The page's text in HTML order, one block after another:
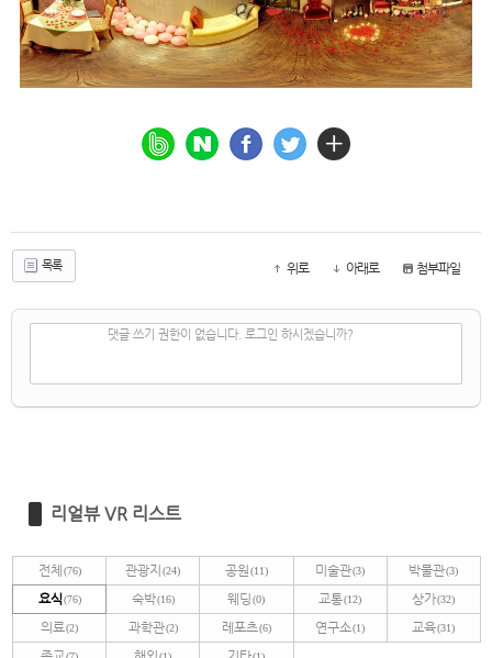
목록 위로 아래로 첨부파일
댓글 쓰기 권한이 없습니다. 로그인 하시겠습니까?
리얼뷰 VR 리스트
전체(76) 관광지 (24) 공원(11) 미술관(3) 박물관(3)
요식(76) 숙박(16) 웨딩 (0) 교통(12) 상가(32)
의료(2) 과학관(2) 레포츠(6) 연구소(1) 교육(31)